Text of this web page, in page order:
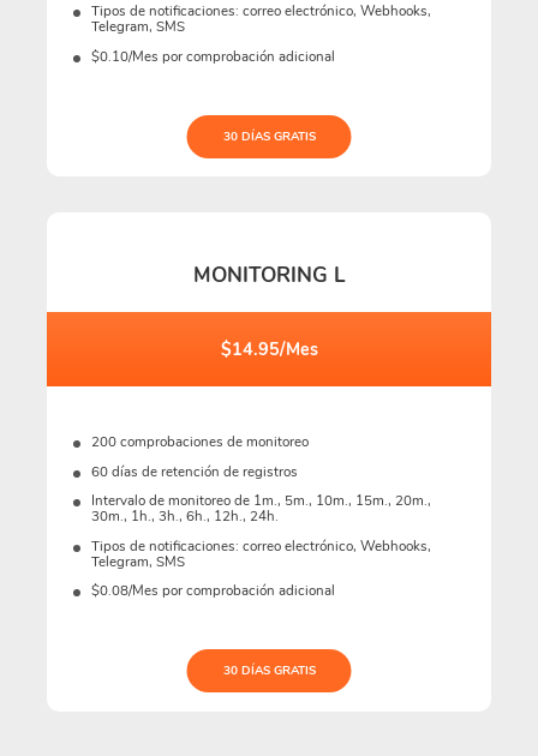
Tipos de notificaciones: correo electrónico, Webhooks,
Telegram, SMS
$0.10/Mes por comprobación adicional
30 DÍAS GRATIS
MONITORING L
$14.95/Mes
200 comprobaciones de monitoreo
60 días de retención de registros
Intervalo de monitoreo de 1m., 5m., 10m., 15m., 20m.,
30m., 1h., 3h., 6h., 12h., 24h.
Tipos de notificaciones: correo electrónico, Webhooks,
Telegram, SMS
$0.08/Mes por comprobación adicional
30 DÍAS GRATIS